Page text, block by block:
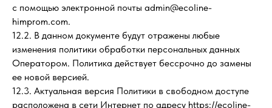
с помощью электронной почты admin@ecoline-
himprom.com.
12.2. В данном документе будут отражены любые
изменения политики обработки персональных данных
Оператором. Политика действует бессрочно до замены
ее новой версией.
12.3. Актуальная версия Политики в свободном доступе
расположена в сети Интернет по адресу https://ecoline-